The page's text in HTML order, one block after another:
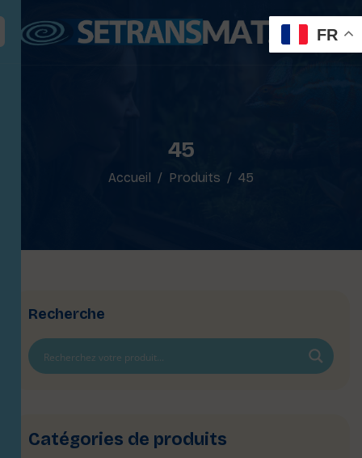
45
Accueil Produits 45
Recherche
Catégories de produits
FR